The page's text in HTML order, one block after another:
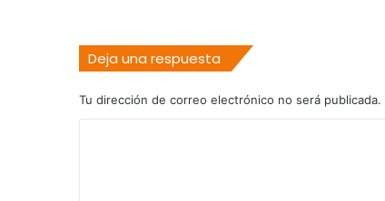
Deja una respuesta
Tu dirección de correo electrónico no será publicada.